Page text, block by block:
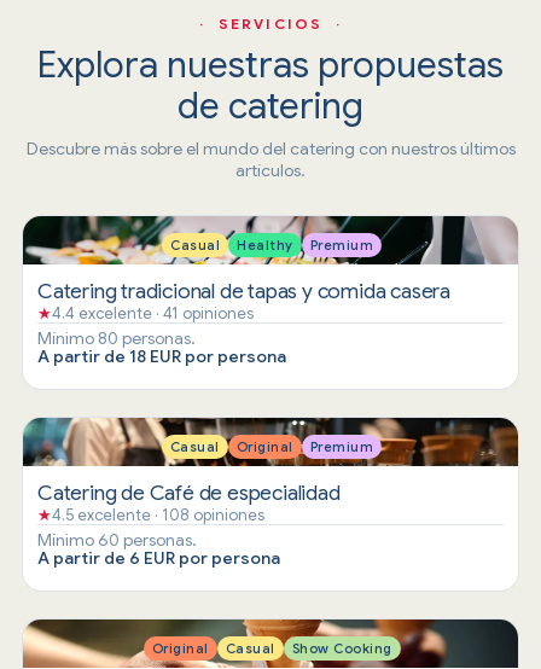
· SERVICIOS ·
Explora nuestras propuestas
de catering
Descubre más sobre el mundo del catering con nuestros últimos
artículos.
Casual Healthy Premium
Catering tradicional de tapas y comida casera
★4.4 excelente · 41 opiniones
Mínimo 80 personas.
A partir de 18 EUR por persona
Casual Original Premium
Catering de Café de especialidad
★4.5 excelente · 108 opiniones
Mínimo 60 personas.
A partir de 6 EUR por persona
Original Casual Show Cooking